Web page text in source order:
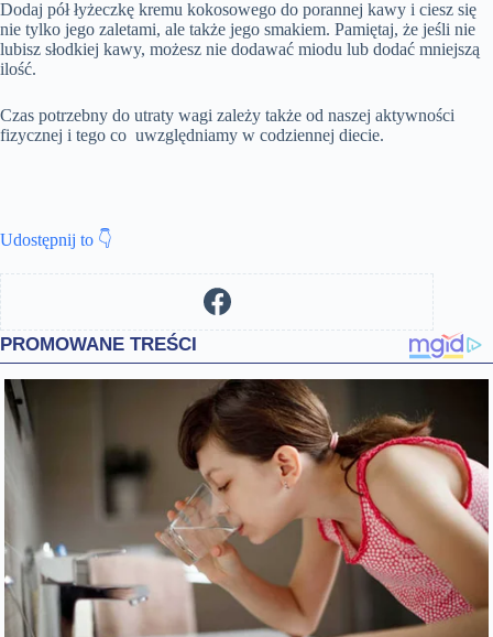
Dodaj pół łyżeczkę kremu kokosowego do porannej kawy i ciesz się
nie tylko jego zaletami, ale także jego smakiem. Pamiętaj, że jeśli nie
lubisz słodkiej kawy, możesz nie dodawać miodu lub dodać mniejszą
ilość.
Czas potrzebny do utraty wagi zależy także od naszej aktywności
fizycznej i tego co uwzględniamy w codziennej diecie.
Udostępnij to 👇